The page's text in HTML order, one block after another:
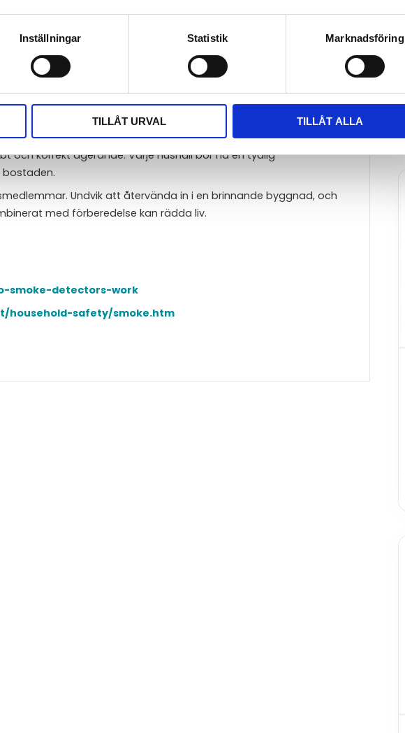
Inställningar Statistik Marknadsföring
TILLÅT URVAL TILLÅT ALLA
och insekter, som kan påverka dess prestanda. Läs
den regelbundna testningen med testknappen, bör du
kan försämras över tid. Se till att följa tillverkarens
skydd.
och korrekt agerande. Varje hushåll bör ha en tydlig
Undvik att återvända in i en brinnande byggnad, och
med förberedelse kan rädda liv.
smoke-detectors-work
household-safety/smoke.htm